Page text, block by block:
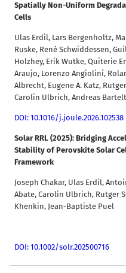
Spatially Non-Uniform
Cells
Ulas Erdil, Lars Bergenholtz,
Ruske, René Schwiddessen,
Holzhey, Erik Wutke, Quiterie
Araujo, Lorenzo Angiolini,
Albrecht, Eugene A. Katz,
Carolin Ulbrich, Andreas Bartelt
DOI: 10.1016/j.joule.2026.102538
Solar RRL (2025): Bridging
Stability of Perovskite Solar
Framework
Joseph Chakar, Ulas Erdil,
Abate, Carolin Ulbrich, Rutger
Khenkin, Jean-Baptiste Puel
DOI: 10.1002/solr.202500716